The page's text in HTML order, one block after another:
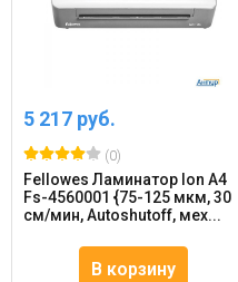
5 217 руб.
(0)
Fellowes Ламинатор Ion A4
Fs-4560001 {75-125 мкм, 30
см/мин, Autoshutoff, мех...
В корзину